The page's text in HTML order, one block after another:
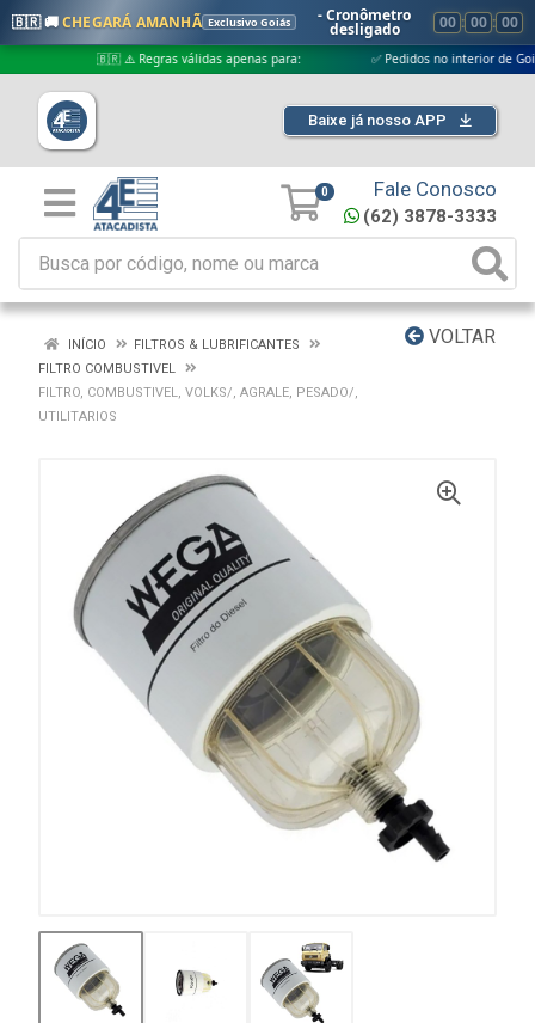
🇧🇷 🚚CHEGARÁ AMANHÃ Exclusivo Goiás - Cronômetro
desligado 00 : 00 : 00
🇧🇷 ⚠️ Regras válidas apenas para: ✅ Pedidos no interior de Goiás
Baixe já nosso APP
0 Fale Conosco
(62) 3878-3333
VOLTAR
INÍCIO
FILTROS & LUBRIFICANTES
FILTRO COMBUSTIVEL
FILTRO, COMBUSTIVEL, VOLKS/, AGRALE, PESADO/,
UTILITARIOS